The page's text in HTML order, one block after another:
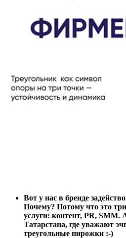
Вот у нас в бренде
Почему? Потому что это
услуги: контент, PR, SMM.
Татарстана, где уважают
треугольные пирожки :-)